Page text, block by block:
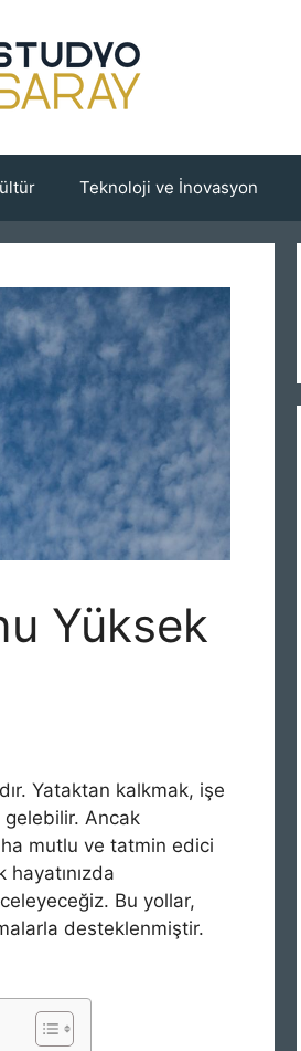
Teknoloji ve İnovasyon
Yüksek
Yataktan kalkmak, işe
Ancak
mutlu ve tatmin edici
Bu yollar,
desteklenmiştir.